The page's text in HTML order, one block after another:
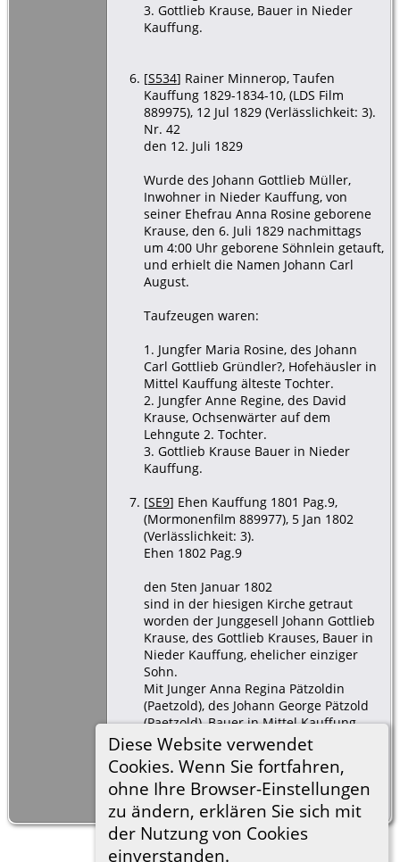
Diese Website verwendet
Cookies. Wenn Sie fortfahren,
ohne Ihre Browser-Einstellungen
zu ändern, erklären Sie sich mit
der Nutzung von Cookies
einverstanden.
3. Gottlieb Krause, Bauer in Nieder
Kauffung.
[S534] Rainer Minnerop, Taufen
Kauffung 1829-1834-10, (LDS Film
889975), 12 Jul 1829 (Verlässlichkeit: 3).
Nr. 42
den 12. Juli 1829
Wurde des Johann Gottlieb Müller,
Inwohner in Nieder Kauffung, von
seiner Ehefrau Anna Rosine geborene
Krause, den 6. Juli 1829 nachmittags
um 4:00 Uhr geborene Söhnlein getauft,
und erhielt die Namen Johann Carl
August.
Taufzeugen waren:
1. Jungfer Maria Rosine, des Johann
Carl Gottlieb Gründler?, Hofehäusler in
Mittel Kauffung älteste Tochter.
2. Jungfer Anne Regine, des David
Krause, Ochsenwärter auf dem
Lehngute 2. Tochter.
3. Gottlieb Krause Bauer in Nieder
Kauffung.
[SE9] Ehen Kauffung 1801 Pag.9,
(Mormonenfilm 889977), 5 Jan 1802
(Verlässlichkeit: 3).
Ehen 1802 Pag.9
den 5ten Januar 1802
sind in der hiesigen Kirche getraut
worden der Junggesell Johann Gottlieb
Krause, des Gottlieb Krauses, Bauer in
Nieder Kauffung, ehelicher einziger
Sohn.
Mit Junger Anna Regina Pätzoldin
(Paetzold), des Johann George Pätzold
(Paetzold), Bauer in Mittel Kauffung,
eheliche aelteste Tochter 1ter Ehe.
Der Braeutigam war 25 Jahre, die Braut
24 Jahre alt.
Vater des Braeutigams